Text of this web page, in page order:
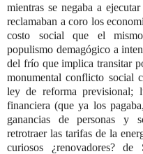
mientras se negaba a
reclamaban a coro los
costo social que el
populismo demagógico a
del frío que implica transitar
monumental conflicto social
ley de reforma previsional;
financiera (que ya los
ganancias de personas y
retrotraer las tarifas de la
curiosos ¿renovadores?